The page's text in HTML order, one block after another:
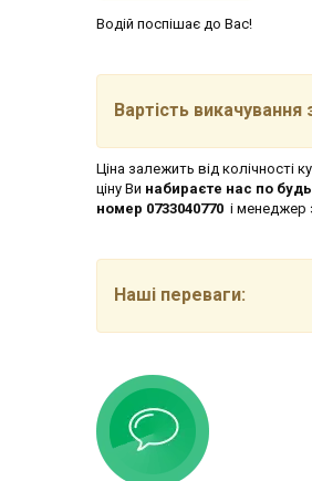
Водій поспішає до Вас!
Вартість викачування
Ціна залежить від колічності
ціну Ви набираєте нас по
номер 0733040770 і менеджер
Наші переваги: